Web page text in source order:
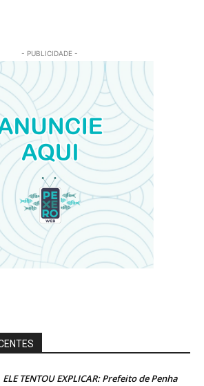
- PUBLICIDADE -
ELE TENTOU EXPLICAR: Prefeito de Penha